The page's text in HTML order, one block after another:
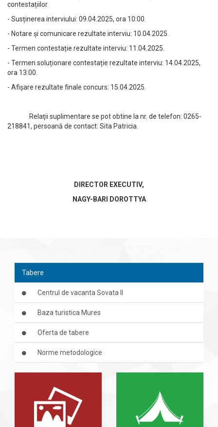
contestațiilor.
- Susținerea interviului: 09.04.2025, ora 10:00.
- Notare și comunicare rezultate interviu: 10.04.2025.
- Termen contestație rezultate interviu: 11.04.2025.
- Termen soluționare contestație rezultate interviu: 14.04.2025,
ora 13:00.
- Afișare rezultate finale concurs: 15.04.2025.
Relaţii suplimentare se pot obtine la nr. de telefon: 0265-
218841, persoană de contact: Sita Patricia.
DIRECTOR EXECUTIV,
NAGY-BARI DOROTTYA
Tabere
Centrul de vacanta Sovata II
Baza turistica Mures
Oferta de tabere
Norme metodologice